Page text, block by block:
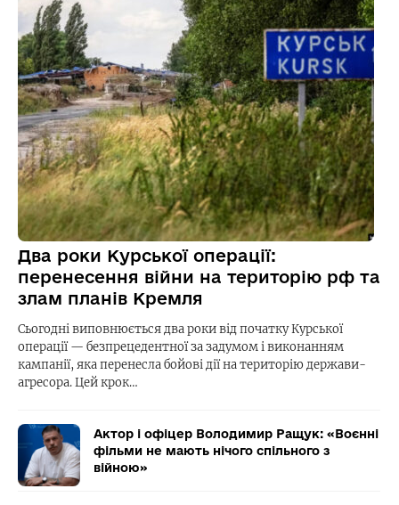
Два роки Курської операції:
перенесення війни на територію рф та
злам планів Кремля
Сьогодні виповнюється два роки від початку Курської
операції — безпрецедентної за задумом і виконанням
кампанії, яка перенесла бойові дії на територію держави-
агресора. Цей крок…
Актор і офіцер Володимир Ращук: «Воєнні
фільми не мають нічого спільного з
війною»